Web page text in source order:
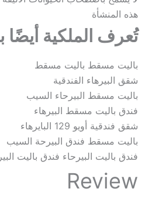
هذه المنشأة
تُعرف الملكية أيضًا
باليت مسقط باليت مسقط
شقق البيرهاء الفندقية
باليت مسقط البيرحاء السيب
فندق باليت مسقط البيرهاء
شقق فندقية أويو 129 البايرهاء
باليت مسقط فندق البيرحة السيب
فندق باليت البيرحاء فندق باليت
Review